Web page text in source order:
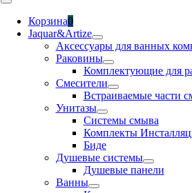
Toggle
NavigationКорзина0
Jaquar&Artize
Аксессуары для ванных
Раковины
Комплектующие для
Смесители
Встраиваемые части
Унитазы
Системы смыва
Комплекты
Биде
Душевые системы
Душевые панели
Ванны